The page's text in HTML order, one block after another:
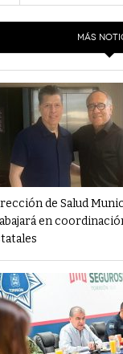
Financiamiento’
‘La Laguna:
Planeación’ Por
‘Las
PC29- 7 mayo,
MÁS
de Salud
en